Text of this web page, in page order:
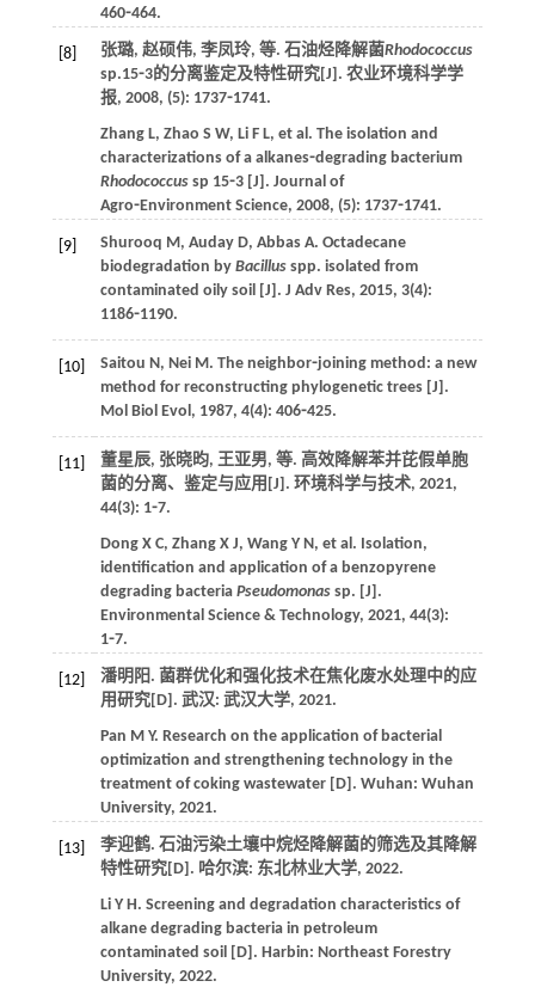
460⁃464.
[8] 张璐, 赵硕伟, 李凤玲, 等. 石油烃降解菌Rhodococcus
sp.15⁃3的分离鉴定及特性研究[J]. 农业环境科学学
报, 2008, (5): 1737⁃1741.
Zhang L, Zhao S W, Li F L, et al. The isolation and
characterizations of a alkanes⁃degrading bacterium
Rhodococcussp 15⁃3 [J]. Journal of
Agro⁃Environment Science, 2008, (5): 1737⁃1741.
[9] Shurooq M, Auday D, Abbas A. Octadecane
biodegradation by Bacillusspp. isolated from
contaminated oily soil [J]. J Adv Res, 2015, 3(4):
1186⁃1190.
[10] Saitou N, Nei M. The neighbor⁃joining method: a new
method for reconstructing phylogenetic trees [J].
Mol Biol Evol, 1987, 4(4): 406⁃425.
[11] 董星辰, 张晓昀, 王亚男, 等. 高效降解苯并芘假单胞
菌的分离、鉴定与应用[J]. 环境科学与技术, 2021,
44(3): 1⁃7.
Dong X C, Zhang X J, Wang Y N, et al. Isolation,
identification and application of a benzopyrene
degrading bacteria Pseudomonassp. [J].
Environmental Science & Technology, 2021, 44(3):
1⁃7.
[12]
潘明阳. 菌群优化和强化技术在焦化废水处理中的应
用研究[D]. 武汉: 武汉大学, 2021.
Pan M Y. Research on the application of bacterial
optimization and strengthening technology in the
treatment of coking wastewater [D]. Wuhan: Wuhan
University, 2021.
[13]
李迎鹤. 石油污染土壤中烷烃降解菌的筛选及其降解
特性研究[D]. 哈尔滨: 东北林业大学, 2022.
Li Y H. Screening and degradation characteristics of
alkane degrading bacteria in petroleum
contaminated soil [D]. Harbin: Northeast Forestry
University, 2022.